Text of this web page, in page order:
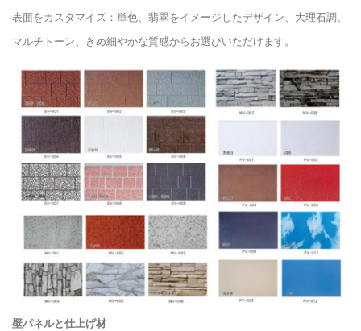
表面をカスタマイズ：単色、翡翠をイメージしたデザイン、大理石調、
マルチトーン、きめ細やかな質感からお選びいただけます。
壁パネルと仕上げ材